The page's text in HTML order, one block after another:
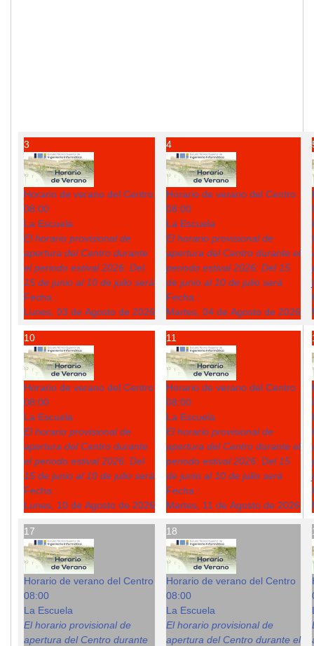
3
Horario de verano del Centro
08:00
La Escuela
El horario provisional de
apertura del Centro durante
el periodo estival 2026: Del
15 de junio al 10 de julio será
Fecha :
Lunes, 03 de Agosto de 2026
4
Horario de verano del Centro
08:00
La Escuela
El horario provisional de
apertura del Centro durante el
periodo estival 2026: Del 15
de junio al 10 de julio será
Fecha :
Martes, 04 de Agosto de 2026
10
Horario de verano del Centro
08:00
La Escuela
El horario provisional de
apertura del Centro durante
el periodo estival 2026: Del
15 de junio al 10 de julio será
Fecha :
Lunes, 10 de Agosto de 2026
11
Horario de verano del Centro
08:00
La Escuela
El horario provisional de
apertura del Centro durante el
periodo estival 2026: Del 15
de junio al 10 de julio será
Fecha :
Martes, 11 de Agosto de 2026
17
Horario de verano del Centro
08:00
La Escuela
El horario provisional de
apertura del Centro durante
18
Horario de verano del Centro
08:00
La Escuela
El horario provisional de
apertura del Centro durante el